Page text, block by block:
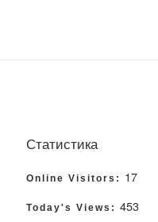
Статистика
Online Visitors: 17
Today's Views: 453